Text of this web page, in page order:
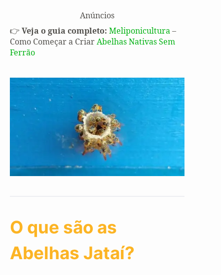
Anúncios
👉 Veja o guia completo: Meliponicultura–
Como Começar a CriarAbelhas Nativas Sem
Ferrão
O que são as
Abelhas Jataí?